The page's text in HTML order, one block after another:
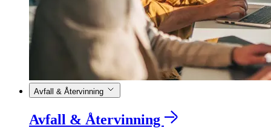
Avfall & Återvinning
Avfall & Återvinning